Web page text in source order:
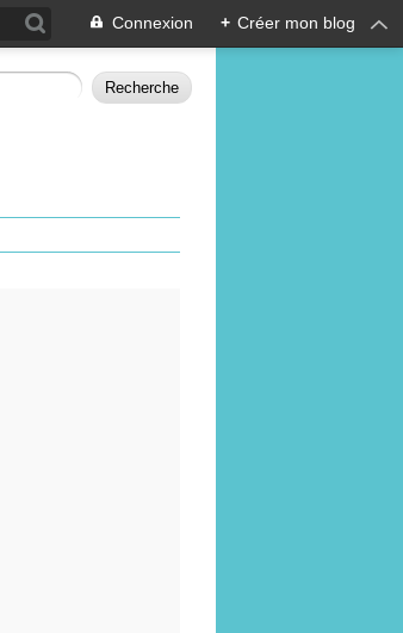
Connexion + Créer mon blog